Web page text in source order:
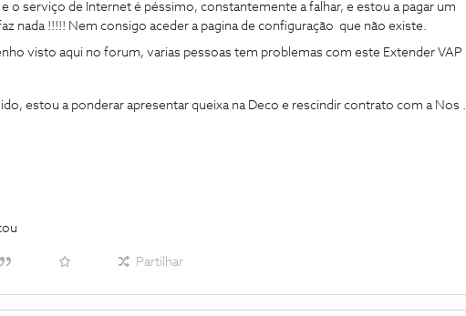
o serviço de Internet é péssimo, constantemente a falhar, e estou a pagar um
nada !!!!! Nem consigo aceder a pagina de configuração que não existe.
visto aqui no forum, varias pessoas tem problemas com este Extender VAP
estou a ponderar apresentar queixa na Deco e rescindir contrato com a Nos .
Partilhar